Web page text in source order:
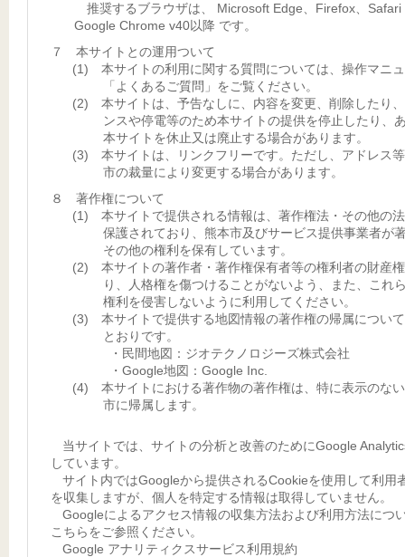
推奨するブラウザは、 Microsoft Edge、Firefox、Safari
Google Chrome v40以降 です。
７ 本サイトとの運用ついて
(1) 本サイトの利用に関する質問については、操作マニ
「よくあるご質問」をご覧ください。
(2) 本サイトは、予告なしに、内容を変更、削除したり
ンスや停電等のため本サイトの提供を停止したり、
本サイトを休止又は廃止する場合があります。
(3) 本サイトは、リンクフリーです。ただし、アドレス
市の裁量により変更する場合があります。
８ 著作権について
(1) 本サイトで提供される情報は、著作権法・その他の
保護されており、熊本市及びサービス提供事業者が
その他の権利を保有しています。
(2) 本サイトの著作者・著作権保有者等の権利者の財産
り、人格権を傷つけることがないよう、また、これ
権利を侵害しないように利用してください。
(3) 本サイトで提供する地図情報の著作権の帰属につい
とおりです。
・民間地図：ジオテクノロジーズ株式会社
・Google地図：Google Inc.
(4) 本サイトにおける著作物の著作権は、特に表示のな
市に帰属します。
当サイトでは、サイトの分析と改善のためにGoogle
しています。
サイト内ではGoogleから提供されるCookieを使用して利用
を収集しますが、個人を特定する情報は取得していません。
Googleによるアクセス情報の収集方法および利用方法につ
こちらをご参照ください。
Google アナリティクスサービス利用規約